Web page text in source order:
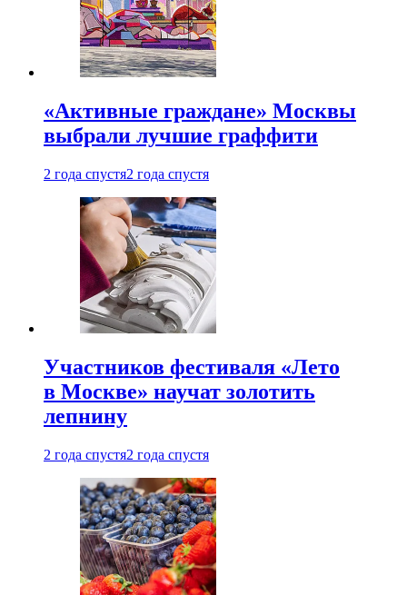
«Активные граждане» Москвы
выбрали лучшие граффити
2 года спустя2 года спустя
Участников фестиваля «Лето
в Москве» научат золотить
лепнину
2 года спустя2 года спустя